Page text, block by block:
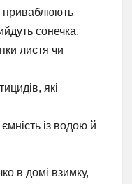
приваблюють
сонечка.
листя чи
які
із водою й
в домі взимку,